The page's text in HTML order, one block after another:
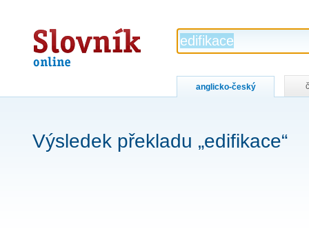
Slovník
online
anglicko-český
Výsledek překladu „edifikace“